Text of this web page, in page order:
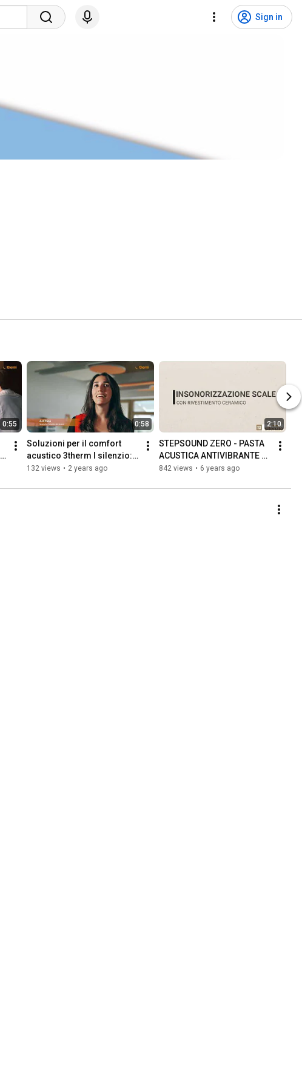
Sign in
0:55 0:58
Soluzioni per il comfort
acustico 3therm I silenzio:
Residence Villa Aranci &
132 views • 2 years ago
2:10
STEPSOUND ZERO - PASTA
ACUSTICA ANTIVIBRANTE
SPALMABILE
842 views • 6 years ago